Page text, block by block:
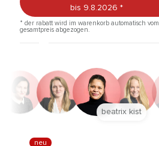
bis 9.8.2026 *
* der rabatt wird im warenkorb automatisch vom
gesamtpreis abgezogen.
neu
anna trautz